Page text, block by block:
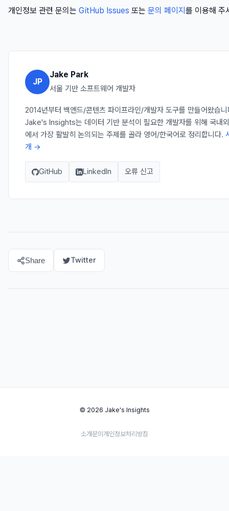
개인정보 관련 문의는 GitHub Issues 또는 문의 페이지 를 이용해 주
JP
Jake Park
서울 기반 소프트웨어 개발자
2014년부터 백엔드/콘텐츠 파이프라인/개발자 도구를 만들어왔습
Jake's Insights는 데이터 기반 분석이 필요한 개발자를 위해 국내
에서 가장 활발히 논의되는 주제를 골라 영어/한국어로 정리합니다.
개 →
GitHub LinkedIn 오류 신고
Share Twitter
© 2026 Jake's Insights
소개문의 개인정보처리방침